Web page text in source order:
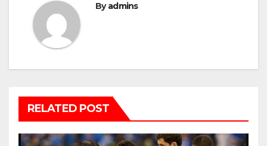
Byadmins
RELATED POST